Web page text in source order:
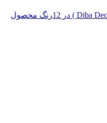
پارکت لمینت دیبا دکو پلاس ( Diba Deco Plus ) در 12رنگ محصول